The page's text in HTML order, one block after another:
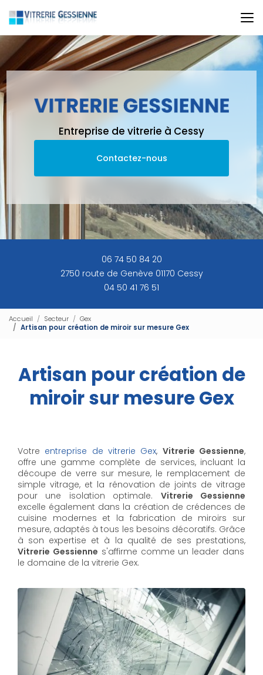
au
contenu
principal
Entreprise de vitrerie à Cessy
Contactez-nous
06 74 50 84 20
2750 route de Genève 01170 Cessy
04 50 41 76 51
Accueil Secteur
Gex
Artisan pour création de miroir sur mesure Gex
Artisan pour création de
miroir sur mesure Gex
Votre entreprise de vitrerie Gex, Vitrerie Gessienne,
offre une gamme complète de services, incluant la
découpe de verre sur mesure, le remplacement de
simple vitrage, et la rénovation de joints de vitrage
pour une isolation optimale. Vitrerie Gessienne
excelle également dans la création de crédences de
cuisine modernes et la fabrication de miroirs sur
mesure, adaptés à tous les besoins décoratifs. Grâce
à son expertise et à la qualité de ses prestations,
Vitrerie Gessienne s'affirme comme un leader dans
le domaine de la vitrerie Gex.